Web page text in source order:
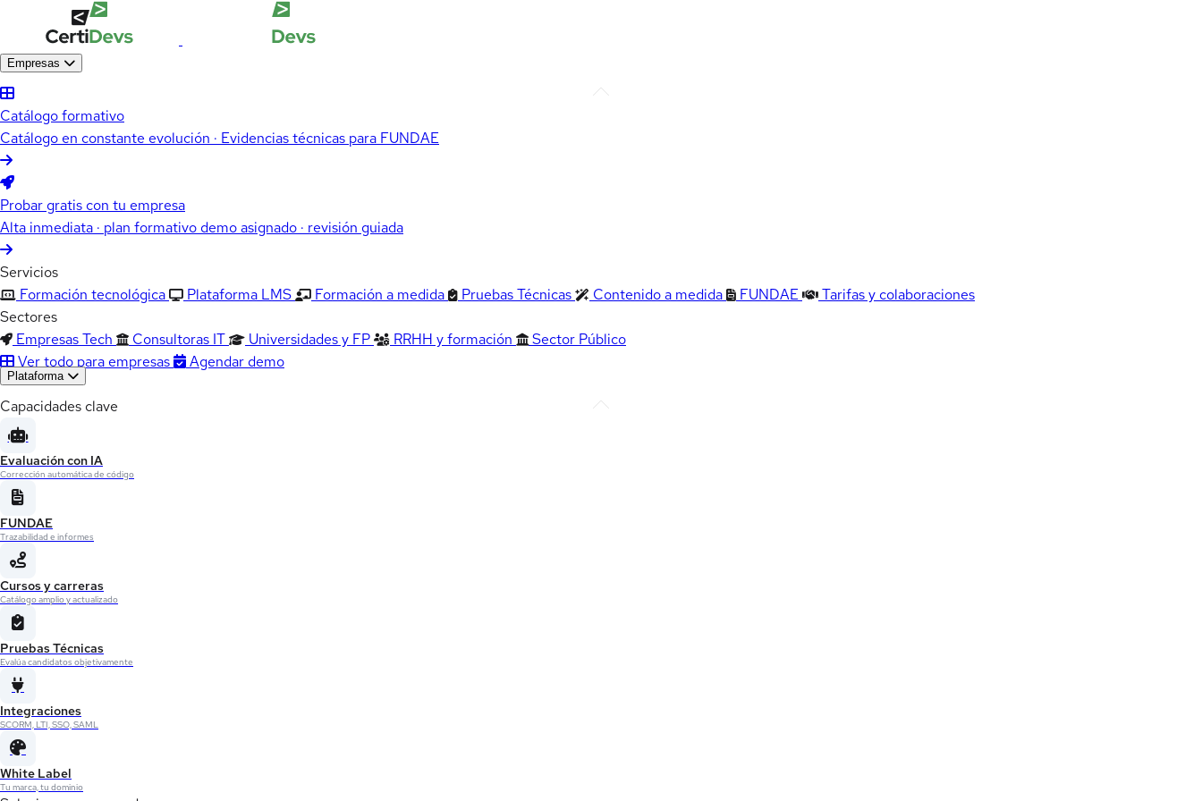
Empresas
Catálogo formativo
Catálogo en constante evolución · Evidencias técnicas para FUNDAE
Probar gratis con tu empresa
Alta inmediata · plan formativo demo asignado · revisión guiada
Servicios
Formación tecnológica
Plataforma LMS Formación a medida Pruebas Técnicas Contenido a medida FUNDAE
Tarifas y colaboraciones
Sectores
Empresas Tech
Consultoras IT Universidades y FP RRHH y formación
Sector Público
Ver todo para empresas
Agendar demo
Plataforma
Capacidades clave
Evaluación con IA
Corrección automática de código
FUNDAE
Trazabilidad e informes
Cursos y carreras
Catálogo amplio y actualizado
Pruebas Técnicas
Evalúa candidatos objetivamente
Integraciones
SCORM, LTI, SSO, SAML
White Label
Tu marca, tu dominio